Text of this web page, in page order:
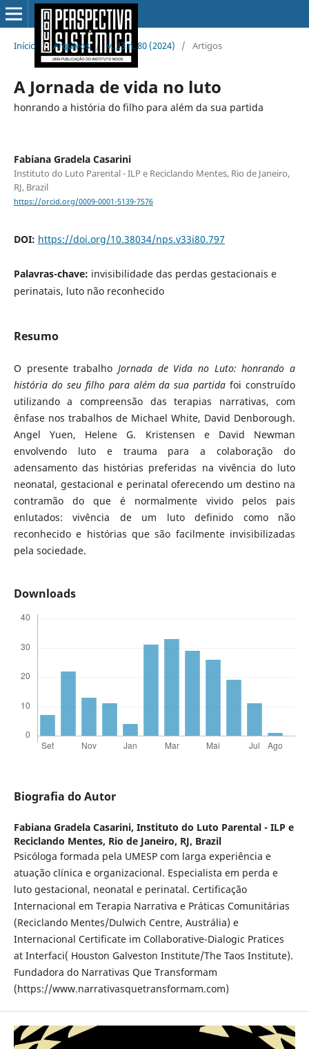
Início / Arquivos / v. 33 n. 80 (2024) / Artigos
A Jornada de vida no luto
honrando a história do filho para além da sua partida
Fabiana Gradela Casarini
Instituto do Luto Parental - ILP e Reciclando Mentes, Rio de Janeiro,
RJ, Brazil
https://orcid.org/0009-0001-5139-7576
DOI: https://doi.org/10.38034/nps.v33i80.797
Palavras-chave: invisibilidade das perdas gestacionais e
perinatais, luto não reconhecido
Resumo
O presente trabalho Jornada de Vida no Luto: honrando a
história do seu filho para além da sua partidafoi construído
utilizando a compreensão das terapias narrativas, com
ênfase nos trabalhos de Michael White, David Denborough.
Angel Yuen, Helene G. Kristensen e David Newman
envolvendo luto e trauma para a colaboração do
adensamento das histórias preferidas na vivência do luto
neonatal, gestacional e perinatal oferecendo um destino na
contramão do que é normalmente vivido pelos pais
enlutados: vivência de um luto definido como não
reconhecido e histórias que são facilmente invisibilizadas
pela sociedade.
Downloads
Biografia do Autor
Fabiana Gradela Casarini, Instituto do Luto Parental - ILP e
Reciclando Mentes, Rio de Janeiro, RJ, Brazil
Psicóloga formada pela UMESP com larga experiência e
atuação clínica e organizacional. Especialista em perda e
luto gestacional, neonatal e perinatal. Certificação
Internacional em Terapia Narrativa e Práticas Comunitárias
(Reciclando Mentes/Dulwich Centre, Austrália) e
Internacional Certificate im Collaborative-Dialogic Pratices
at Interfaci( Houston Galveston Institute/The Taos Institute).
Fundadora do Narrativas Que Transformam
(https://www.narrativasquetransformam.com)